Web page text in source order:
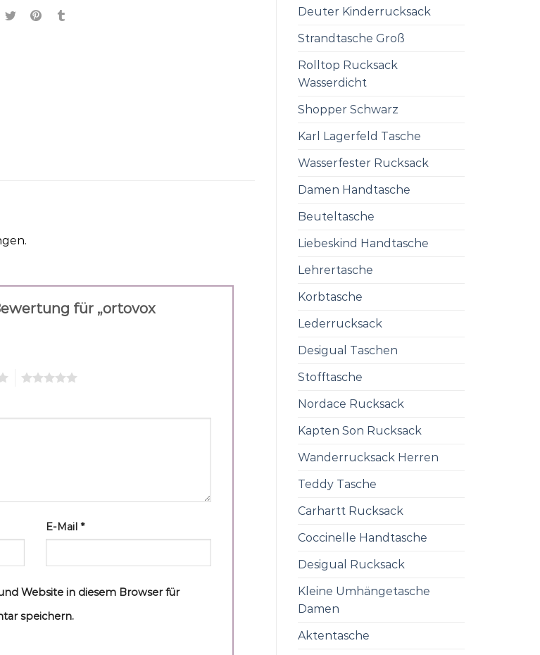
Deuter Kinderrucksack
Strandtasche Groß
Rolltop Rucksack
Wasserdicht
Shopper Schwarz
Karl Lagerfeld Tasche
Wasserfester Rucksack
Damen Handtasche
Beuteltasche
Liebeskind Handtasche
Lehrertasche
Korbtasche
Lederrucksack
Desigual Taschen
Stofftasche
Nordace Rucksack
Kapten Son Rucksack
Wanderrucksack Herren
Teddy Tasche
Carhartt Rucksack
Coccinelle Handtasche
Desigual Rucksack
Kleine Umhängetasche
Damen
Aktentasche
für „ortovox
E-Mail*
Website in diesem Browser für
speichern.